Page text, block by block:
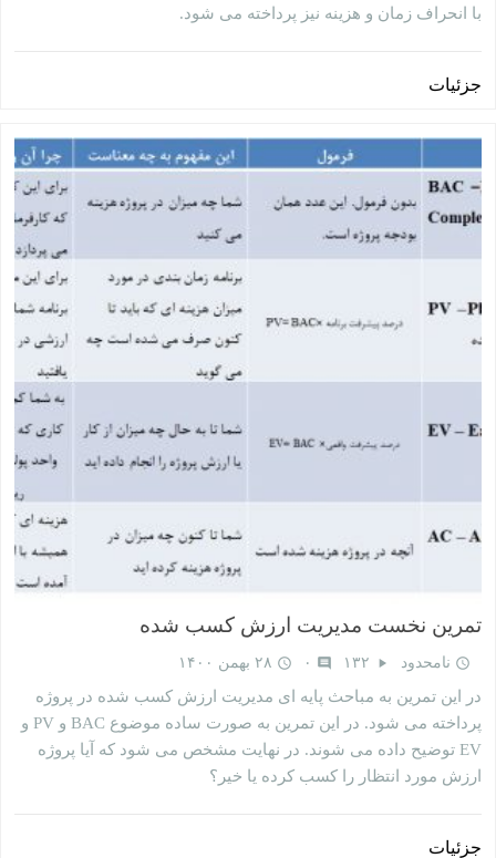
با انحراف زمان و هزینه نیز پرداخته می شود.
جزئیات
تمرین نخست مدیریت ارزش کسب‌ شده
query_builder نامحدود play_arrow ۱۳۲ comment ۰ query_builder ۲۸ بهمن ۱۴۰۰
در این تمرین به مباحث پایه ای مدیریت ارزش کسب شده در پروژه
پرداخته می شود. در این تمرین به صورت ساده موضوع BAC و PV و
EV توضیح داده می شوند. در نهایت مشخص می شود که آیا پروژه
ارزش مورد انتظار را کسب کرده یا خیر؟
جزئیات